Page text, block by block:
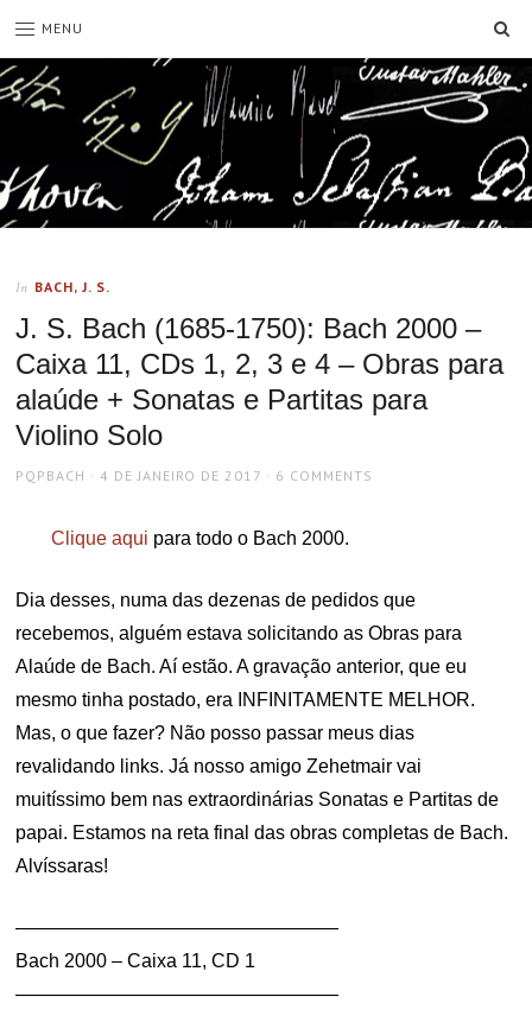
MENU
In BACH, J. S.
J. S. Bach (1685-1750): Bach 2000 –
Caixa 11, CDs 1, 2, 3 e 4 – Obras para
alaúde + Sonatas e Partitas para
Violino Solo
AUTHOR
PQPBACH
POSTED
4 DE JANEIRO DE 2017 6 COMMENTS
Clique aqui para todo o Bach 2000.
Dia desses, numa das dezenas de pedidos que
recebemos, alguém estava solicitando as Obras para
Alaúde de Bach. Aí estão. A gravação anterior, que eu
mesmo tinha postado, era INFINITAMENTE MELHOR.
Mas, o que fazer? Não posso passar meus dias
revalidando links. Já nosso amigo Zehetmair vai
muitíssimo bem nas extraordinárias Sonatas e Partitas de
papai. Estamos na reta final das obras completas de Bach.
Alvíssaras!
—————————————————
Bach 2000 – Caixa 11, CD 1
—————————————————